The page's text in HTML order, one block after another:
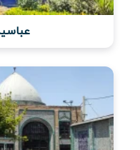
ویژه
ویدئو